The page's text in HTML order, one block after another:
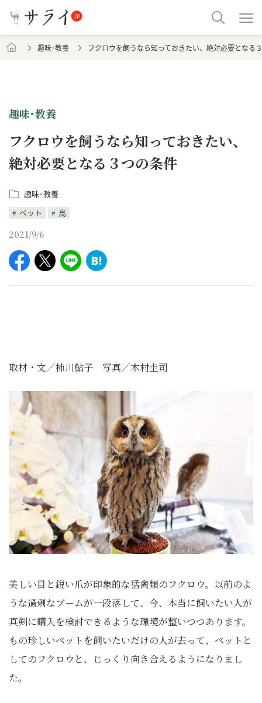
趣味･教養 フクロウを飼うなら知っておきたい、絶対必要となる
趣味･教養
フクロウを飼うなら知っておきたい、
絶対必要となる３つの条件
趣味･教養
ペット
鳥
2021/9/6
取材・文／柿川鮎子 写真／木村圭司
美しい目と鋭い爪が印象的な猛禽類のフクロウ。以前のよ
うな過剰なブームが一段落して、今、本当に飼いたい人が
真剣に購入を検討できるような環境が整いつつあります。
もの珍しいペットを飼いたいだけの人が去って、ペットと
してのフクロウと、じっくり向き合えるようになりまし
た。